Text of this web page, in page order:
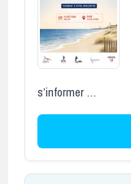
s’informer …